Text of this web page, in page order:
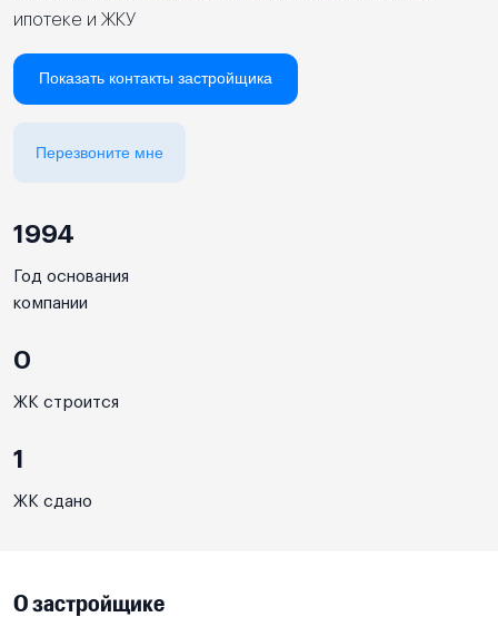
ипотеке и ЖКУ
Показать контакты застройщика
Перезвоните мне
1994
Год основания
компании
0
ЖК строится
1
ЖК сдано
О застройщике